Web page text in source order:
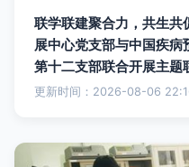
联学联建聚合力，共生
展中心党支部与中国疾
第十二支部联合开展主题
更新时间：2026-08-06